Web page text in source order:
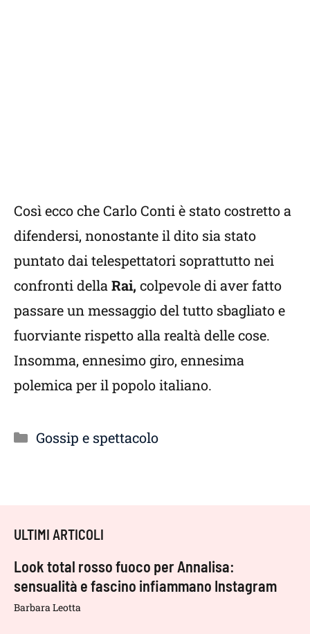
Così ecco che Carlo Conti è stato costretto a
difendersi, nonostante il dito sia stato
puntato dai telespettatori soprattutto nei
confronti della Rai, colpevole di aver fatto
passare un messaggio del tutto sbagliato e
fuorviante rispetto alla realtà delle cose.
Insomma, ennesimo giro, ennesima
polemica per il popolo italiano.
Categorie
Gossip e spettacolo
ULTIMI ARTICOLI
Look total rosso fuoco per Annalisa:
sensualità e fascino infiammano Instagram
Barbara Leotta